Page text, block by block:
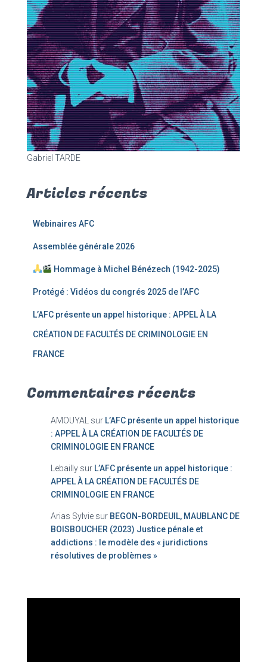
Gabriel TARDE
Articles récents
Webinaires AFC
Assemblée générale 2026
Hommage à Michel Bénézech (1942-2025)
Protégé : Vidéos du congrés 2025 de l’AFC
L’AFC présente un appel historique : APPEL À LA
CRÉATION DE FACULTÉS DE CRIMINOLOGIE EN
FRANCE
Commentaires récents
AMOUYAL sur L’AFC présente un appel historique
: APPEL À LA CRÉATION DE FACULTÉS DE
CRIMINOLOGIE EN FRANCE
Lebailly sur L’AFC présente un appel historique :
APPEL À LA CRÉATION DE FACULTÉS DE
CRIMINOLOGIE EN FRANCE
Arias Sylvie sur BEGON-BORDEUIL, MAUBLANC DE
BOISBOUCHER (2023) Justice pénale et
addictions : le modèle des « juridictions
résolutives de problèmes »